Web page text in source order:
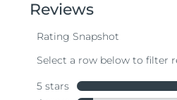
stars,
average
value.
171
Same
page